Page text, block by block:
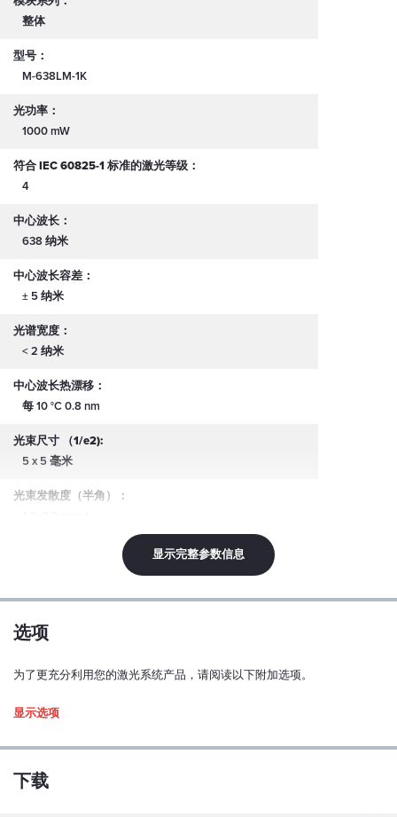
整体
型号：
M-638LM-1K
光功率：
1000 mW
符合 IEC 60825-1 标准的激光等级：
4
中心波长：
638 纳米
中心波长容差：
± 5 纳米
光谱宽度：
< 2 纳米
中心波长热漂移：
每 10 °C 0.8 nm
光束尺寸 （1/e2):
5 x 5 毫米
光束发散度（半角）：
极化比：
100:1
± 5 度
模式结构：
M2（水平/垂直）：
待定
显示完整参数信息
选项
为了更充分利用您的激光系统产品，请阅读以下附加选项。
Driver type
显示选项
下载